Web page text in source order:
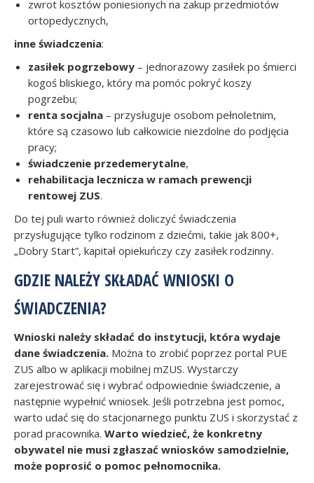
zwrot kosztów poniesionych na zakup przed­miotów
ortopedycznych,
inne świadczenia:
zasiłek pogrzebowy – jednorazowy zasiłek po śmierci
kogoś bliskiego, który ma pomóc pokryć koszy
pogrzebu;
renta socjalna – przysługuje osobom pełnoletnim,
które są czasowo lub całkowicie niezdolne do podjęcia
pracy;
świadczenie przedemerytalne,
rehabilitacja lecznicza w ramach prewencji
rentowej ZUS.
Do tej puli warto również doliczyć świadczenia
przysługujące tylko rodzinom z dziećmi, takie jak 800+,
„Dobry Start”, kapitał opiekuńczy czy zasiłek rodzinny.
GDZIE NALEŻY SKŁADAĆ WNIOSKI O
ŚWIADCZENIA?
Wnioski należy składać do instytucji, która wydaje
dane świadczenia. Można to zrobić poprzez portal PUE
ZUS albo w aplikacji mobilnej mZUS. Wystarczy
zarejestrować się i wybrać odpowiednie świadczenie, a
następnie wypełnić wniosek. Jeśli potrzebna jest pomoc,
warto udać się do stacjonarnego punktu ZUS i skorzystać z
porad pracownika. Warto wiedzieć, że konkretny
obywatel nie musi zgłaszać wniosków samodzielnie,
może poprosić o pomoc pełnomocnika.